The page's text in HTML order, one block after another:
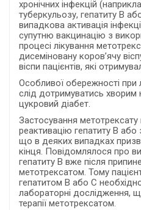
хронічних інфекцій
туберкульозу, гепатиту B
випадкова активація
супутню вакцинацію з
процесі лікування
дисеміновану коров’ячу
віспи пацієнтів, які
Особливої обережності при
слід дотримуватись хворим
цукровий діабет.
Застосування
реактивацію гепатиту В або
що в деяких випадках
кінця. Повідомлялося про
гепатиту В вже після
метотрексатом. Тому
гепатитом B або С
лабораторні дослідження,
терапії метотрексатом.